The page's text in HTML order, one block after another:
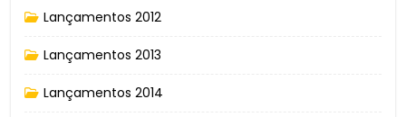
Lançamentos 2012
Lançamentos 2013
Lançamentos 2014